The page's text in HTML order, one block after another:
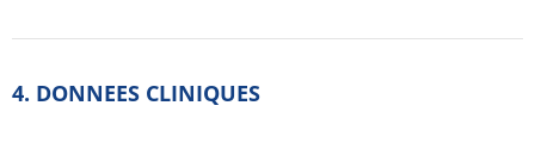
4. DONNEES CLINIQUES